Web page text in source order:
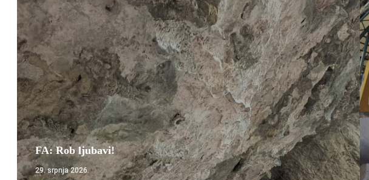
FA: Rob ljubavi!
29. srpnja 2026.